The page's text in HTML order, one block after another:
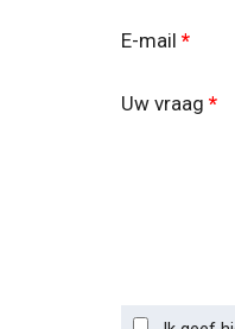
E-mail *
Uw vraag *